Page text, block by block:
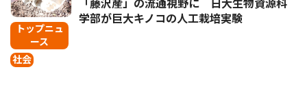
トップニュ
ース
社会
「藤沢産」の流通視野に 日大生物資源科
学部が巨大キノコの人工栽培実験